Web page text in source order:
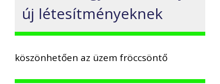
új létesítményeknek
köszönhetően az üzem fröccsöntő